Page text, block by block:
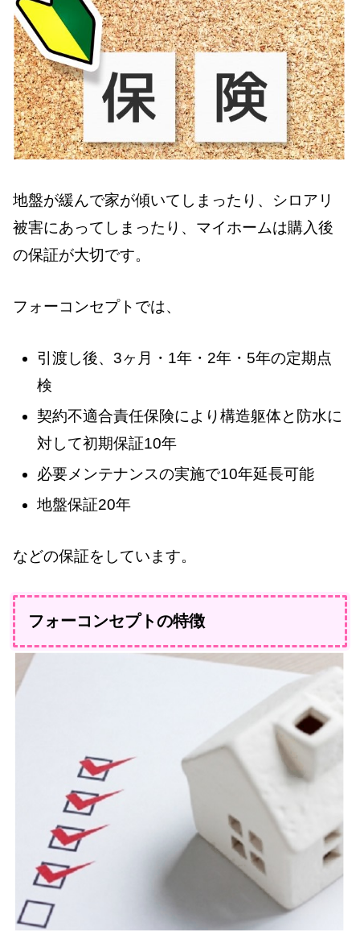
地盤が緩んで家が傾いてしまったり、シロアリ
被害にあってしまったり、マイホームは購入後
の保証が大切です。
フォーコンセプトでは、
引渡し後、3ヶ月・1年・2年・5年の定期点
検
契約不適合責任保険により構造躯体と防水に
対して初期保証10年
必要メンテナンスの実施で10年延長可能
地盤保証20年
などの保証をしています。
フォーコンセプトの特徴